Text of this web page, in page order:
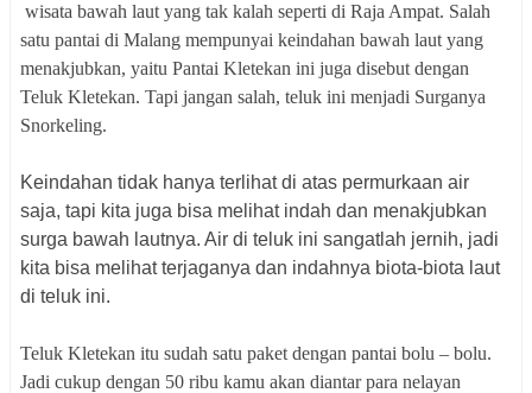
wisata bawah laut yang tak kalah seperti di Raja Ampat. Salah
satu pantai di Malang mempunyai keindahan bawah laut yang
menakjubkan, yaitu Pantai Kletekan ini juga disebut dengan
Teluk Kletekan. Tapi jangan salah, teluk ini menjadi Surganya
Snorkeling.
Keindahan tidak hanya terlihat di atas permurkaan air
saja, tapi kita juga bisa melihat indah dan menakjubkan
surga bawah lautnya. Air di teluk ini sangatlah jernih, jadi
kita bisa melihat terjaganya dan indahnya biota-biota laut
di teluk ini.
Teluk Kletekan itu sudah satu paket dengan pantai bolu – bolu.
Jadi cukup dengan 50 ribu kamu akan diantar para nelayan